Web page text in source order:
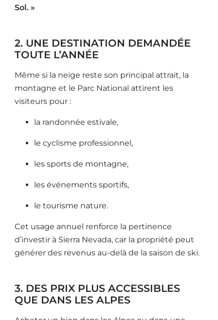
Sol. »
2. UNE DESTINATION DEMANDÉE
TOUTE L’ANNÉE
Même si la neige reste son principal attrait, la
montagne et le Parc National attirent les
visiteurs pour :
la randonnée estivale,
le cyclisme professionnel,
les sports de montagne,
les événements sportifs,
le tourisme nature.
Cet usage annuel renforce la pertinence
d’investir à Sierra Nevada, car la propriété peut
générer des revenus au-delà de la saison de ski.
3. DES PRIX PLUS ACCESSIBLES
QUE DANS LES ALPES